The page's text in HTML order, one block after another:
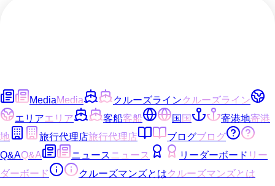
MediaMedia クルーズラインクルーズライン
エリアエリア 客船客船 国国 寄港地寄港
地
旅行代理店旅行代理店 ブログブログ
Q&AQ&A ニュース ニュース リーダーボード リー
ダーボード
クルーズマンズとはクルーズマンズとは